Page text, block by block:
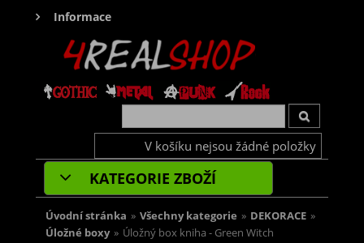
Informace
V košíku nejsou žádné položky
KATEGORIE ZBOŽÍ
Úvodní stránka » Všechny kategorie » DEKORACE »
Úložné boxy » Úložný box kniha - Green Witch